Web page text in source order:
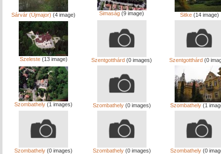
Sárvár (Újmajor) (4 image) Simaság (9 image) Sitke(14 image)
Szeleste(13 image) Szentgotthárd (0 images) Szentgotthárd(0
Szombathely (1 images) Szombathely(0 images) Szombathely (1
Szombathely (0 images) Szombathely(0 images) Szombathely (0